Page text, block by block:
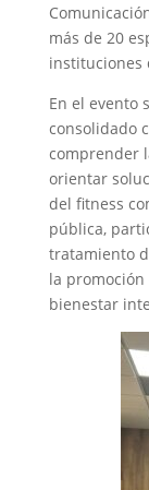
más de 20
instituciones
En el evento
consolidado
comprender
orientar
del fitness
pública,
tratamiento
la
bienestar